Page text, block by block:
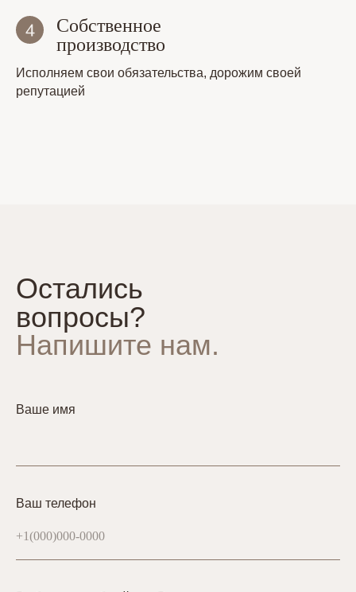
Собственное
производство
Исполняем свои обязательства, дорожим своей
репутацией
Остались
вопросы?
Напишите нам.
Ваше имя
Ваш телефон